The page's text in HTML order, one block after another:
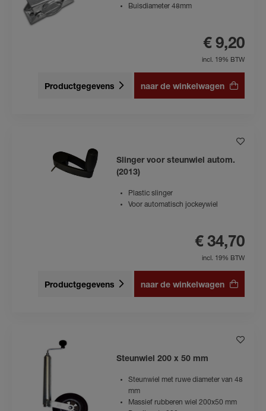
Buisdiameter 48mm
€ 9,20
incl. 19% BTW
Productgegevens naar de winkelwagen
Slinger voor steunwiel autom.
(2013)
Plastic slinger
Voor automatisch jockeywiel
€ 34,70
incl. 19% BTW
Productgegevens naar de winkelwagen
Steunwiel 200 x 50 mm
Steunwiel met ruwe diameter van 48
mm
Massief rubberen wiel 200x50 mm